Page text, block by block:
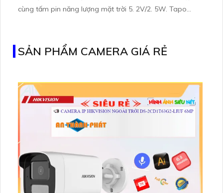
cùng tấm pin năng lượng mặt trời 5. 2V/2. 5W. Tapo
SẢN PHẨM CAMERA GIÁ RẺ